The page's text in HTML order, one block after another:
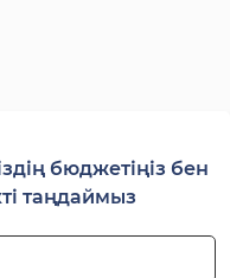
бюджетіңіз бен
таңдаймыз